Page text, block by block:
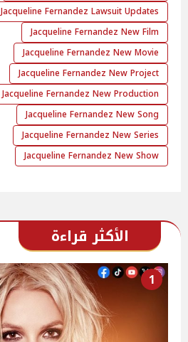
Jacqueline Fernandez Lawsuit Updates
Jacqueline Fernandez New Film
Jacqueline Fernandez New Movie
Jacqueline Fernandez New Project
Jacqueline Fernandez New Production
Jacqueline Fernandez New Song
Jacqueline Fernandez New Series
Jacqueline Fernandez New Show
الأكثر قراءة
1